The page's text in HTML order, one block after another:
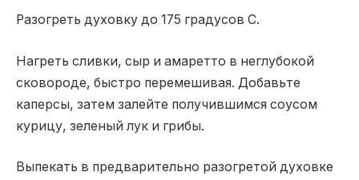
Разогреть духовку до 175 градусов С.
Нагреть сливки, сыр и амаретто в неглубокой
сковороде, быстро перемешивая. Добавьте
каперсы, затем залейте получившимся соусом
курицу, зеленый лук и грибы.
Выпекать в предварительно разогретой духовке